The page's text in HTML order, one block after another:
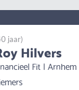
jaar)
Hilvers
Fit |